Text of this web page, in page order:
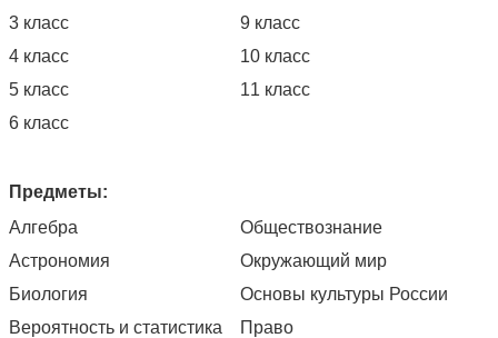
3 класс
4 класс
5 класс
6 класс
9 класс
10 класс
11 класс
Предметы:
Алгебра
Астрономия
Биология
Вероятность и статистика
Обществознание
Окружающий мир
Основы культуры России
Право